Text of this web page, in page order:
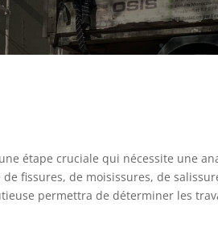
étape cruciale qui nécessite une
fissures, de moisissures, de
permettra de déterminer les